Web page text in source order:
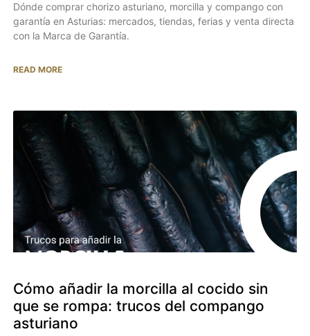
Dónde comprar chorizo asturiano, morcilla y compango con
garantía en Asturias: mercados, tiendas, ferias y venta directa
con la Marca de Garantía.
READ MORE
Cómo añadir la morcilla al cocido sin
que se rompa: trucos del compango
asturiano